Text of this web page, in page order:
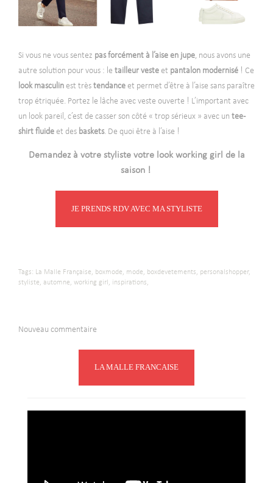
Si vous ne vous sentez pas forcément à l’aise en jupe, nous avons une
autre solution pour vous : le tailleur veste et pantalon modernisé ! Ce
look masculin est très tendance et permet d’être à l’aise sans paraître
trop étriquée. Portez le lâche avec veste ouverte ! L’important avec
un look pareil, c’est de casser son côté « trop sérieux » avec un tee-
shirt fluide et des baskets. De quoi être à l’aise !
Demandez à votre styliste votre look working girl de la
saison !
JE PRENDS RDV AVEC MA STYLISTE
Tags: La Malle Française, boxmode, mode, boxdevetements, personalshopper,
styliste, automne, working girl, inspirations,
Nouveau commentaire
LA MALLE FRANCAISE